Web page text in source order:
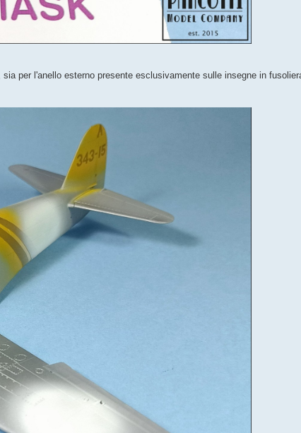
per l'anello esterno presente esclusivamente sulle insegne in